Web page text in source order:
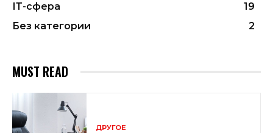
ІТ-сфера
19
Без категории
2
MUST READ
ДРУГОЕ